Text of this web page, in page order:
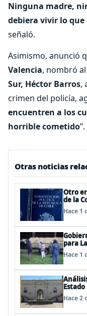
Ninguna madre,
debiera vivir lo
señaló.
Asimismo, anunció
Valencia, nombró al
Sur, Héctor Barros,
crimen del policía,
encuentren a los
horrible cometido”.
Otras noticias
Otro
de la
Hace 1
para
de
Hace 1
Estado
Hace 2